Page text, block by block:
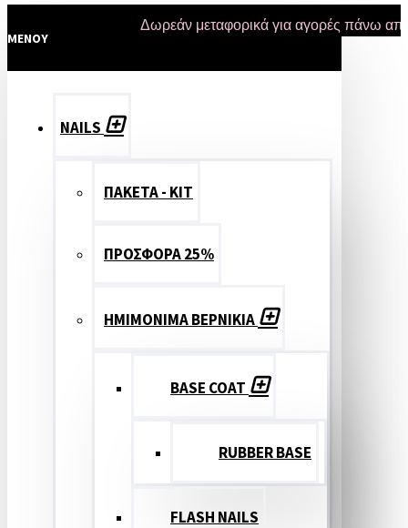
Δωρεάν μεταφορικά για αγορές πάνω από 47
MENOY
NAILS
ΠΑΚΕΤΑ - ΚΙΤ
ΠΡΟΣΦΟΡΑ 25%
ΗΜΙΜΟΝΙΜΑ ΒΕΡΝΙΚΙΑ
BASE COAT
RUBBER BASE
FLASH NAILS